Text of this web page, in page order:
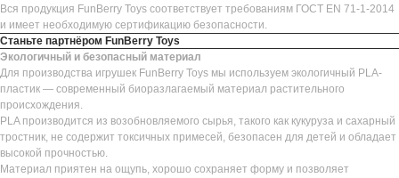
Вся продукция FunBerry Toys соответствует требованиям ГОСТ EN 71-1-2014
и имеет необходимую сертификацию безопасности.
Станьте партнёром FunBerry Toys
Экологичный и безопасный материал
Для производства игрушек FunBerry Toys мы используем экологичный PLA-
пластик — современный биоразлагаемый материал растительного
происхождения.
PLA производится из возобновляемого сырья, такого как кукуруза и сахарный
тростник, не содержит токсичных примесей, безопасен для детей и обладает
высокой прочностью.
Материал приятен на ощупь, хорошо сохраняет форму и позволяет